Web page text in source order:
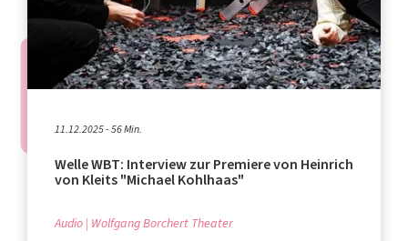
11.12.2025 - 56 Min.
Welle WBT: Interview zur Premiere von Heinrich
von Kleits "Michael Kohlhaas"
Audio Wolfgang Borchert Theater